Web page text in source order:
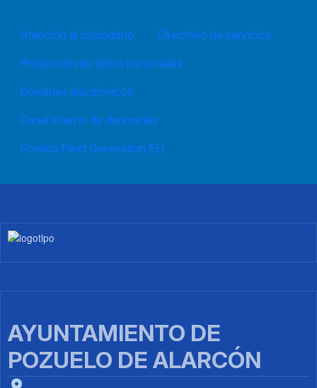
Atención al ciudadano
Directorio de servicios
Protección de datos personales
Boletines electrónicos
Canal interno de denuncias
Fondos Next Generation EU
Imagen
AYUNTAMIENTO DE
POZUELO DE ALARCÓN